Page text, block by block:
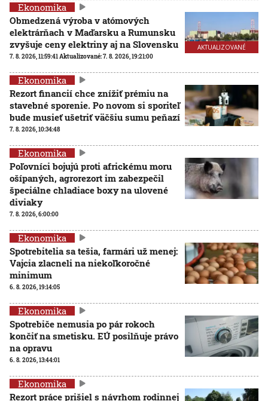
AKTUALIZOVANÉ
Ekonomika
Obmedzená výroba v atómových
elektrárňach v Maďarsku a Rumunsku
zvyšuje ceny elektriny aj na Slovensku
7. 8. 2026, 11:59:41Aktualizované:7. 8. 2026, 19:21:00
Ekonomika
Rezort financií chce znížiť prémiu na
stavebné sporenie. Po novom si sporiteľ
bude musieť ušetriť väčšiu sumu peňazí
7. 8. 2026, 10:34:48
Ekonomika
Poľovníci bojujú proti africkému moru
ošípaných, agrorezort im zabezpečil
špeciálne chladiace boxy na ulovené
diviaky
7. 8. 2026, 6:00:00
Ekonomika
Spotrebitelia sa tešia, farmári už menej:
Vajcia zlacneli na niekoľkoročné
minimum
6. 8. 2026, 19:14:05
Ekonomika
Spotrebiče nemusia po pár rokoch
končiť na smetisku. EÚ posilňuje právo
na opravu
6. 8. 2026, 13:44:01
Ekonomika
Rezort práce prišiel s návrhom rodinnej